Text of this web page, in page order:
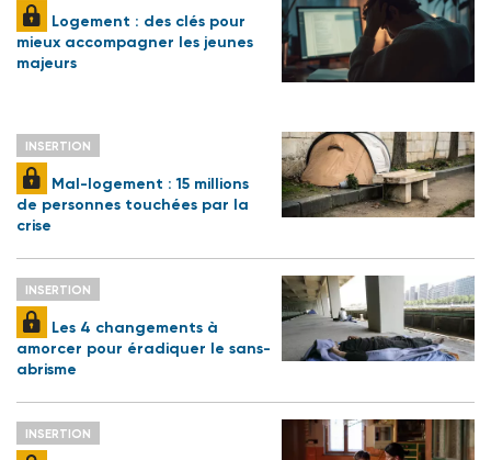
Logement : des clés pour
mieux accompagner les jeunes
majeurs
INSERTION
Mal-logement : 15 millions
de personnes touchées par la
crise
INSERTION
Les 4 changements à
amorcer pour éradiquer le sans-
abrisme
INSERTION